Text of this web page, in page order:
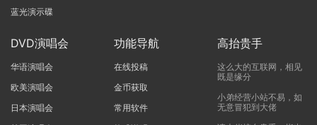
蓝光演示碟
DVD演唱会
华语演唱会
欧美演唱会
日本演唱会
功能导航
在线投稿
金币获取
常用软件
高抬贵手
这么大的互联网，相见
既是缘分
小弟经营小站不易，如
无意冒犯到大佬